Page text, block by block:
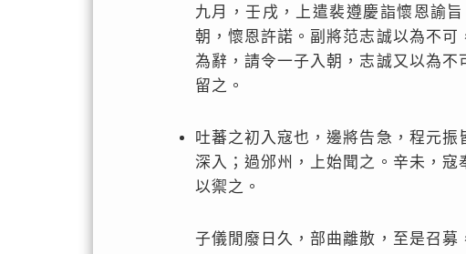
九月，壬戌，上遣裴遵慶詣懷恩諭
朝，懷恩許諾。副將范志誠以為不
為辭，請令一子入朝，志誠又以為
留之。
吐蕃之初入寇也，邊將告急，程元
深入；過邠州，上始聞之。辛未，
以禦之。
子儀閒廢日久，部曲離散，至是召